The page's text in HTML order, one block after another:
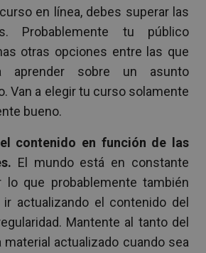
en línea, debes superar las
Probablemente tu público
otras opciones entre las que
aprender sobre un asunto
Van a elegir tu curso solamente
bueno.
contenido en función de las
El mundo está en constante
lo que probablemente también
actualizando el contenido del
Mantente al tanto del
actualizado cuando sea